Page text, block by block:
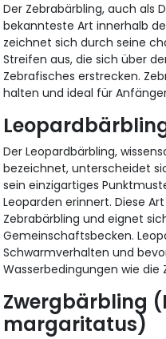
Der Zebrabärbling, auch als
bekannteste Art innerhalb
zeichnet sich durch seine
Streifen aus, die sich über
Zebrafisches erstrecken.
halten und ideal für
Der Leopardbärbling,
bezeichnet, unterscheidet
sein einzigartiges
Leoparden erinnert. Diese
Zebrabärbling und eignet
Gemeinschaftsbecken.
Schwarmverhalten und
Wasserbedingungen wie die
Zwergbärbling
margaritatus)